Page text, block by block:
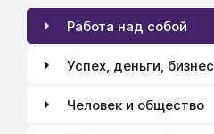
Работа над собой
Успех, деньги, бизнес
Человек и общество